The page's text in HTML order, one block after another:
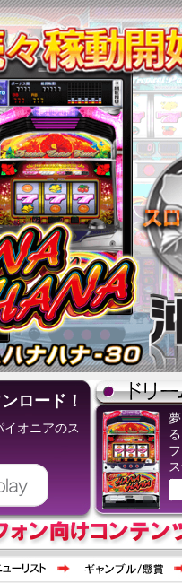
ロード！
イオニアのス